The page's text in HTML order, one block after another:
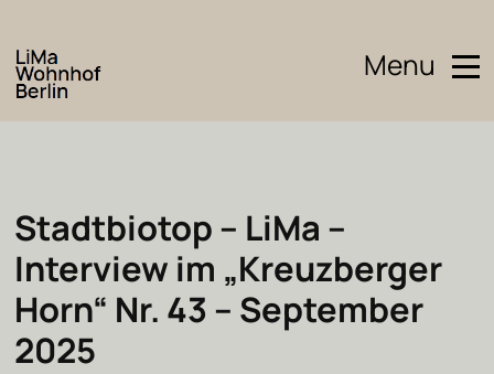
Menu
Stadtbiotop – LiMa –
Interview im „Kreuzberger
Horn“ Nr. 43 – September
2025